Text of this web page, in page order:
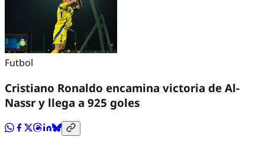
Futbol
Cristiano Ronaldo encamina victoria de Al-
Nassr y llega a 925 goles